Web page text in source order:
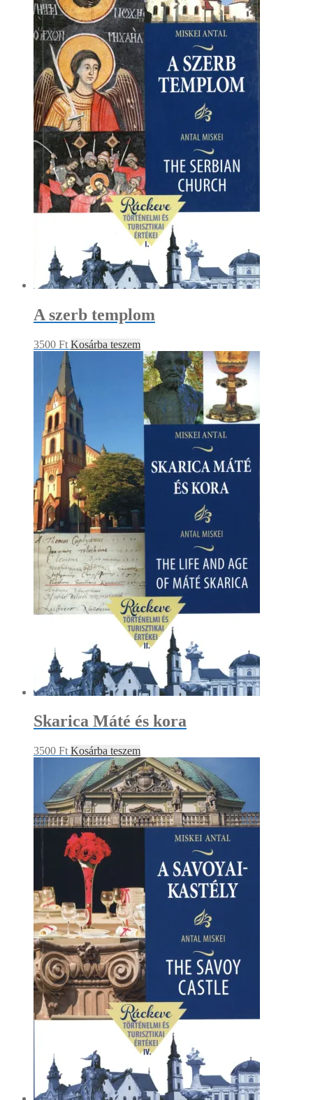
A szerb templom
3500 Ft Kosárba teszem
Skarica Máté és kora
3500 Ft Kosárba teszem